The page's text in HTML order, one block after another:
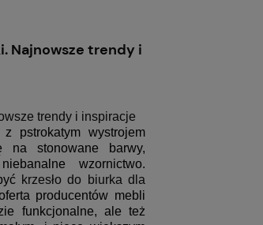
Najnowsze trendy i
trendy i inspiracje
pstrokatym wystrojem
na stonowane barwy,
wzornictwo.
krzesło do biurka dla
producentów mebli
funkcjonalne, ale też